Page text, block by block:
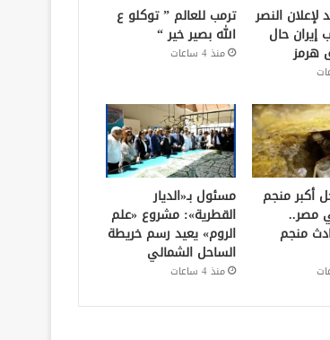
النصر
إيران حال
هرمز
ترمب للعالم ” توكلو ع
الله بصير خير “
منذ 4 ساعات
أكبر منجم
مصر..
منجم
مسئول بـ«الديار
القطرية»: مشروع «علم
الروم» يعيد رسم خريطة
الساحل الشمالي
منذ 4 ساعات